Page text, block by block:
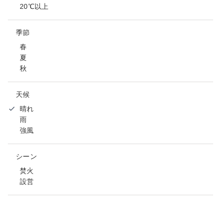
20℃以上
季節
春
夏
秋
天候
晴れ
雨
強風
シーン
焚火
設営